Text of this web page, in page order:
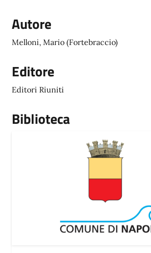
Autore
Melloni, Mario (Fortebraccio)
Editore
Editori Riuniti
Biblioteca